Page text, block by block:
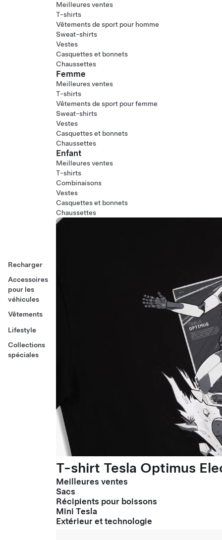
Recharger
Accessoires
pour les
véhicules
Vêtements
Lifestyle
Collections
spéciales
Meilleures ventes
T-shirts
Vêtements de sport pour homme
Sweat-shirts
Vestes
Casquettes et bonnets
Chaussettes
Femme
Meilleures ventes
T-shirts
Vêtements de sport pour femme
Sweat-shirts
Vestes
Casquettes et bonnets
Chaussettes
Enfant
Meilleures ventes
T-shirts
Combinaisons
Vestes
Casquettes et bonnets
Chaussettes
T-shirt Tesla Optimus
Meilleures ventes
Sacs
Récipients pour boissons
Mini Tesla
Extérieur et technologie